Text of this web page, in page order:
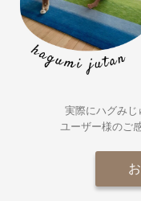
実際にハグみじ
ユーザー様のご